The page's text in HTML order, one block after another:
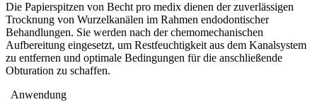
Die Papierspitzen von Becht pro medix dienen der zuverlässigen
Trocknung von Wurzelkanälen im Rahmen endodontischer
Behandlungen. Sie werden nach der chemomechanischen
Aufbereitung eingesetzt, um Restfeuchtigkeit aus dem Kanalsystem
zu entfernen und optimale Bedingungen für die anschließende
Obturation zu schaffen.
Anwendung